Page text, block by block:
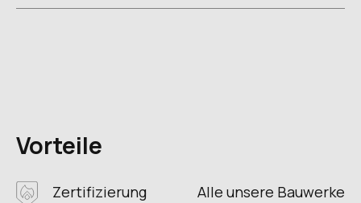
Vorteile
Zertifizierung
Alle unsere Bauwerke